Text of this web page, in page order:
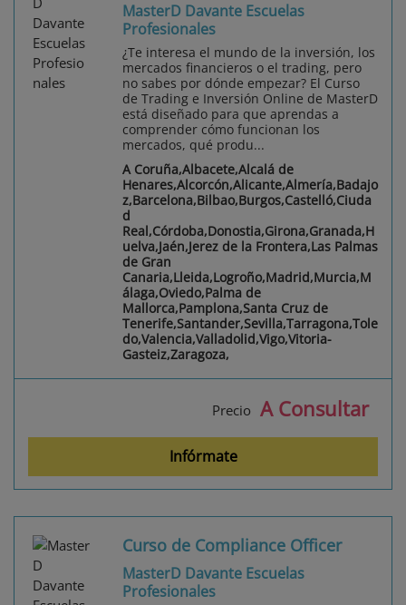
MasterD Davante Escuelas
Profesionales
¿Te interesa el mundo de la inversión, los
mercados financieros o el trading, pero
no sabes por dónde empezar? El Curso
de Trading e Inversión Online de MasterD
está diseñado para que aprendas a
comprender cómo funcionan los
mercados, qué produ...
A Coruña,Albacete,Alcalá de
Henares,Alcorcón,Alicante,Almería,Badajo
z,Barcelona,Bilbao,Burgos,Castelló,Ciuda
d
Real,Córdoba,Donostia,Girona,Granada,H
uelva,Jaén,Jerez de la Frontera,Las Palmas
de Gran
Canaria,Lleida,Logroño,Madrid,Murcia,M
álaga,Oviedo,Palma de
Mallorca,Pamplona,Santa Cruz de
Tenerife,Santander,Sevilla,Tarragona,Tole
do,Valencia,Valladolid,Vigo,Vitoria-
Gasteiz,Zaragoza,
Precio A Consultar
Infórmate
Curso de Compliance Officer
MasterD Davante Escuelas
Profesionales